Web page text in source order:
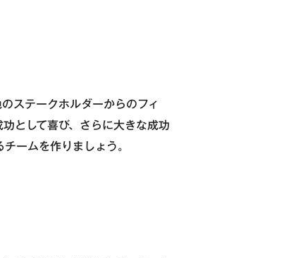
ステークホルダーからのフィ
として喜び、さらに大きな成功
ームを作りましょう。